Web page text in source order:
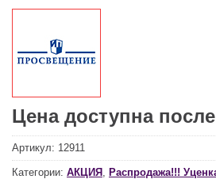
Цена доступна
Артикул: 12911
Категории: АКЦИЯ , Распродажа!!!